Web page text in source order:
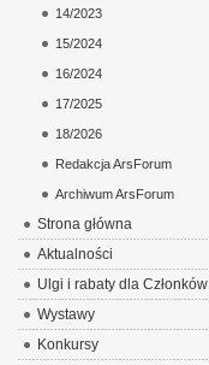
14/2023
15/2024
16/2024
17/2025
18/2026
Redakcja ArsForum
Archiwum ArsForum
Strona główna
Aktualności
Ulgi i rabaty dla Członków
Wystawy
Konkursy